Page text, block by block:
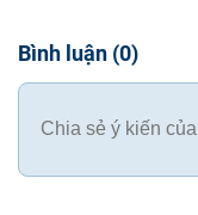
Bình luận (0)